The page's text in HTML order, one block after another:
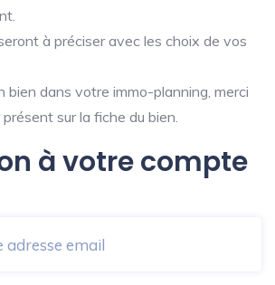
à préciser avec les choix de vos
bien dans votre immo-planning, merci
sur la fiche du bien.
à votre compte